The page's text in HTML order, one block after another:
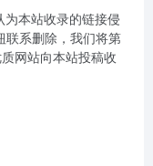
本站收录的链接侵
联系删除，我们将第
网站向本站投稿收